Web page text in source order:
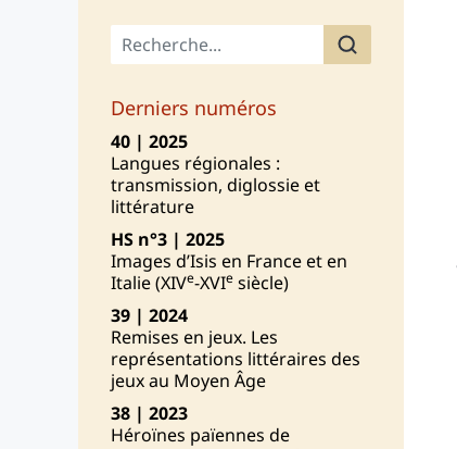
Menu principal
Derniers numéros
40 | 2025
Langues régionales :
transmission, diglossie et
littérature
HS n°3 | 2025
Images d’Isis en France et en
Italie (XIVe-XVIe siècle)
39 | 2024
Remises en jeux. Les
représentations littéraires des
jeux au Moyen Âge
38 | 2023
Héroïnes païennes de